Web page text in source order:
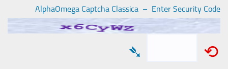
AlphaOmega Captcha Classica – Enter Security Code
⟲
➴